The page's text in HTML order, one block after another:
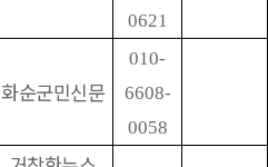
0621
화순군민신문
010-
6608-
0058